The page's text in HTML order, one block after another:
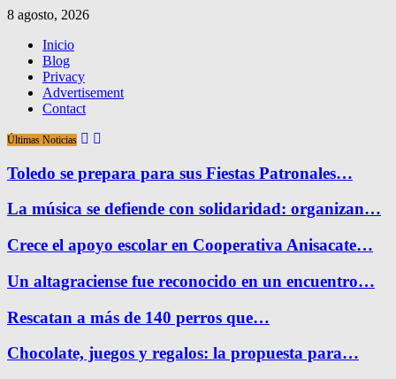
8 agosto, 2026
Inicio
Blog
Privacy
Advertisement
Contact
Últimas Noticias
Toledo se prepara para sus Fiestas Patronales…
La música se defiende con solidaridad: organizan…
Crece el apoyo escolar en Cooperativa Anisacate…
Un altagraciense fue reconocido en un encuentro…
Rescatan a más de 140 perros que…
Chocolate, juegos y regalos: la propuesta para…